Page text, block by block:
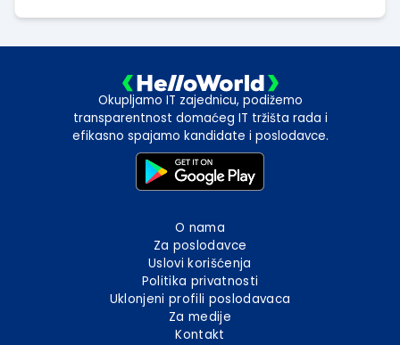
Okupljamo IT zajednicu, podižemo
transparentnost domaćeg IT tržišta rada i
efikasno spajamo kandidate i poslodavce.
O nama
Za poslodavce
Uslovi korišćenja
Politika privatnosti
Uklonjeni profili poslodavaca
Za medije
Kontakt